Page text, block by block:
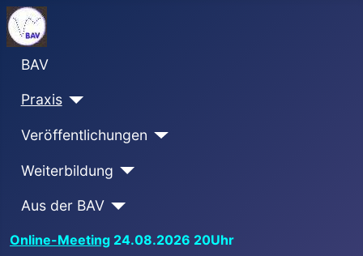
BAV
Praxis
Veröffentlichungen
Weiterbildung
Aus der BAV
Online-Meeting 24.08.2026 20Uhr